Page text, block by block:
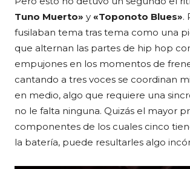
Tuno Muerto» y «Toponoto Blues».
fusilaban tema tras tema como una
que alternan las partes de hip hop
empujones en los momentos de
cantando a tres voces se coordinan
en medio, algo que requiere una
no le falta ninguna. Quizás el mayor
componentes de los cuales cinco
la batería, puede resultarles algo